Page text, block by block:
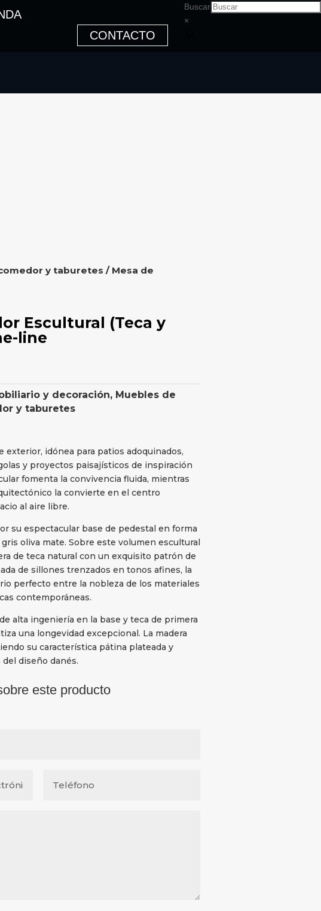
CONTACTO
Buscar
×
y taburetes / Mesa de
Escultural (Teca y
line
y decoración, Muebles de
y taburetes
exterior, idónea para patios adoquinados,
y proyectos paisajísticos de inspiración
fomenta la convivencia fluida, mientras
la convierte en el centro
al aire libre.
su espectacular base de pedestal en forma
oliva mate. Sobre este volumen escultural
de teca natural con un exquisito patrón de
de sillones trenzados en tonos afines, la
perfecto entre la nobleza de los materiales
contemporáneas.
alta ingeniería en la base y teca de primera
una longevidad excepcional. La madera
su característica pátina plateada y
diseño danés.
este producto